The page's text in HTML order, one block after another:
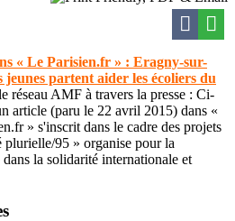
« Le Parisien.fr » : Eragny-sur-
jeunes partent aider les écoliers du
réseau AMF à travers la presse : Ci-
article (paru le 22 avril 2015) dans «
» s'inscrit dans le cadre des projets
plurielle/95 » organise pour la
la solidarité internationale et